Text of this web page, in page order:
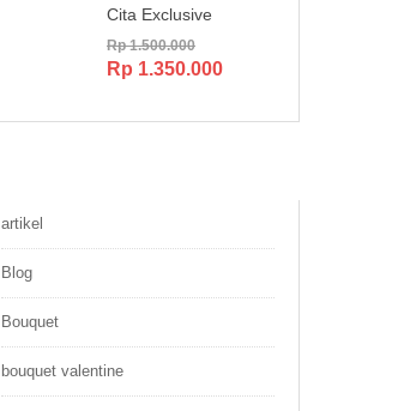
Cita Exclusive
Rp1.500.000
Original
Rp 1.350.000Current
artikel
Blog
Bouquet
bouquet valentine